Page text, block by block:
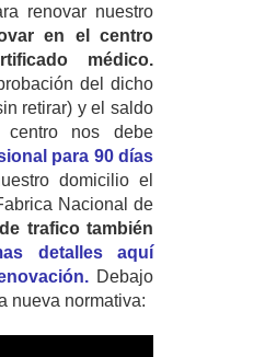
renovar nuestro
en el centro
médico.
del dicho
retirar) y el saldo
nos debe
para 90 días
domicilio el
Nacional de
trafico también
detalles aquí
Debajo
nueva normativa: